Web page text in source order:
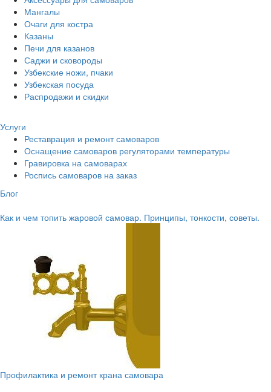
Мангалы
Очаги для костра
Казаны
Печи для казанов
Саджи и сковороды
Узбекские ножи, пчаки
Узбекская посуда
Распродажи и скидки
Услуги
Реставрация и ремонт самоваров
Оснащение самоваров регуляторами температуры
Гравировка на самоварах
Роспись самоваров на заказ
Блог
Как и чем топить жаровой самовар. Принципы, тонкости, советы.
Профилактика и ремонт крана самовара